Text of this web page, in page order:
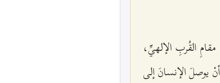
القُربِ الإلهيِّ،
يوصلَ الإنسانَ إلى